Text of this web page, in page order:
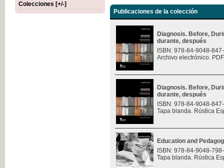
Colecciones [+/-]
Publicaciones de la colección
Diagnosis. Before,
durante, después
ISBN: 978-84-9048-
Archivo electrónico.
Diagnosis. Before,
durante, después
ISBN: 978-84-9048-
Tapa blanda. Rústica
Education and
ISBN: 978-84-9048-
Tapa blanda. Rústica